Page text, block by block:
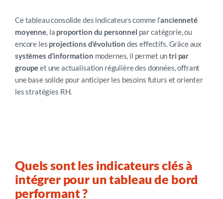
Ce tableau consolide des indicateurs comme l’ancienneté
moyenne, la proportion du personnel par catégorie, ou
encore les projections d’évolution des effectifs. Grâce aux
systèmes d’information modernes, il permet untri par
groupeet une actualisation régulière des données, offrant
une base solide pour anticiper les besoins futurs et orienter
les stratégies RH.
Quels sont les indicateurs clés à
intégrer pour un tableau de bord
performant ?